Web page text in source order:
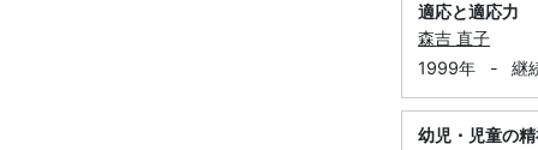
適応と適応力
森吉 直子
1999年
- 継
幼児・児童の